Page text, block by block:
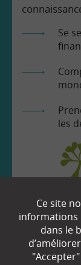
Se
les
Ce site
informations
dans le